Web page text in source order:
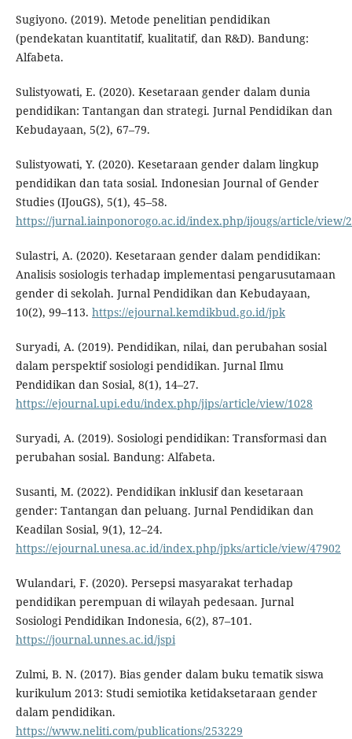
Sugiyono. (2019). Metode penelitian pendidikan
(pendekatan kuantitatif, kualitatif, dan R&D). Bandung:
Alfabeta.
Sulistyowati, E. (2020). Kesetaraan gender dalam dunia
pendidikan: Tantangan dan strategi. Jurnal Pendidikan dan
Kebudayaan, 5(2), 67–79.
Sulistyowati, Y. (2020). Kesetaraan gender dalam lingkup
pendidikan dan tata sosial. Indonesian Journal of Gender
Studies (IJouGS), 5(1), 45–58.
https://jurnal.iainponorogo.ac.id/index.php/ijougs/article/view/
Sulastri, A. (2020). Kesetaraan gender dalam pendidikan:
Analisis sosiologis terhadap implementasi pengarusutamaan
gender di sekolah. Jurnal Pendidikan dan Kebudayaan,
10(2), 99–113. https://ejournal.kemdikbud.go.id/jpk
Suryadi, A. (2019). Pendidikan, nilai, dan perubahan sosial
dalam perspektif sosiologi pendidikan. Jurnal Ilmu
Pendidikan dan Sosial, 8(1), 14–27.
https://ejournal.upi.edu/index.php/jips/article/view/1028
Suryadi, A. (2019). Sosiologi pendidikan: Transformasi dan
perubahan sosial. Bandung: Alfabeta.
Susanti, M. (2022). Pendidikan inklusif dan kesetaraan
gender: Tantangan dan peluang. Jurnal Pendidikan dan
Keadilan Sosial, 9(1), 12–24.
https://ejournal.unesa.ac.id/index.php/jpks/article/view/47902
Wulandari, F. (2020). Persepsi masyarakat terhadap
pendidikan perempuan di wilayah pedesaan. Jurnal
Sosiologi Pendidikan Indonesia, 6(2), 87–101.
https://journal.unnes.ac.id/jspi
Zulmi, B. N. (2017). Bias gender dalam buku tematik siswa
kurikulum 2013: Studi semiotika ketidaksetaraan gender
dalam pendidikan.
https://www.neliti.com/publications/253229